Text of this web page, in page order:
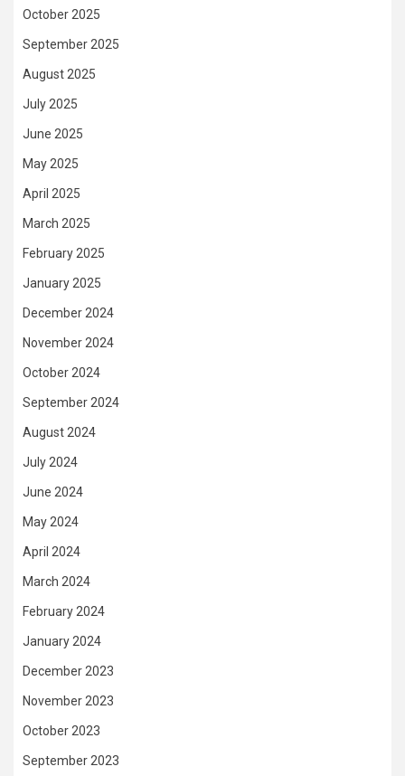
October 2025
September 2025
August 2025
July 2025
June 2025
May 2025
April 2025
March 2025
February 2025
January 2025
December 2024
November 2024
October 2024
September 2024
August 2024
July 2024
June 2024
May 2024
April 2024
March 2024
February 2024
January 2024
December 2023
November 2023
October 2023
September 2023